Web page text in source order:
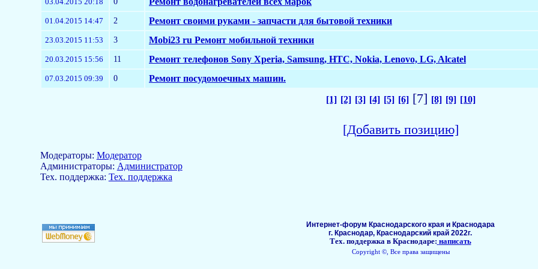
01.04.2015 14:47 2 Ремонт своими руками - запчасти для бытовой техники
23.03.2015 11:53 3 Mobi23 ru Ремонт мобильной техники
20.03.2015 15:56 11 Ремонт телефонов Sony Xperia, Samsung, HTC, Nokia, Lenovo, LG, Alcatel
07.03.2015 09:39 0 Ремонт посудомоечных машин.
[1] [2] [3] [4] [5] [6][7] [8] [9] [10]
[Добавить позицию]
Модераторы: Модератор
Aдминистраторы: Администратор
Тех. поддержка: Тех. поддержка
Интернет-форум Краснодарского края и Краснодара
г. Краснодар, Краснодарский край 2022г.
Тех. поддержка в Краснодаре: написать
Copyright ©, Все права защищены